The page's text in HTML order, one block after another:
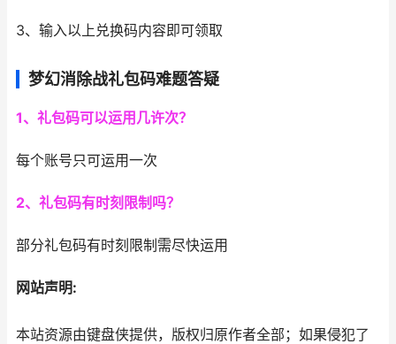
3、输入以上兑换码内容即可领取
梦幻消除战礼包码难题答疑
1、礼包码可以运用几许次？
每个账号只可运用一次
2、礼包码有时刻限制吗？
部分礼包码有时刻限制需尽快运用
网站声明:
本站资源由键盘侠提供，版权归原作者全部；如果侵犯了